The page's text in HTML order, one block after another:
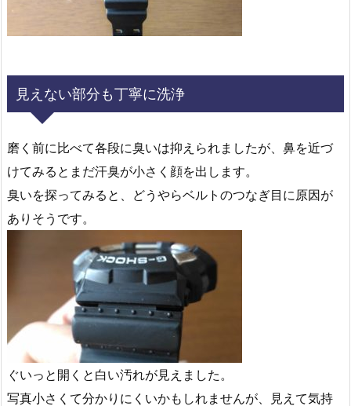
見えない部分も丁寧に洗浄
磨く前に比べて各段に臭いは抑えられましたが、鼻を近づ
けてみるとまだ汗臭が小さく顔を出します。
臭いを探ってみると、どうやらベルトのつなぎ目に原因が
ありそうです。
ぐいっと開くと白い汚れが見えました。
写真小さくて分かりにくいかもしれませんが、見えて気持